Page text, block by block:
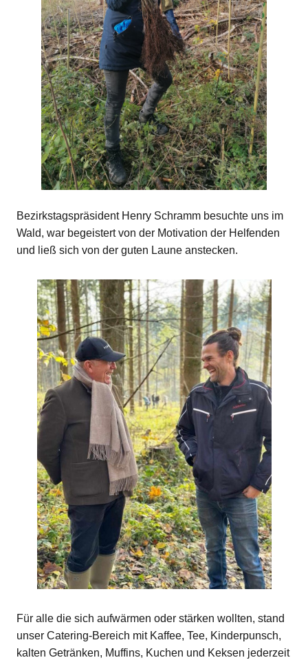
Bezirkstagspräsident Henry Schramm besuchte uns im
Wald, war begeistert von der Motivation der Helfenden
und ließ sich von der guten Laune anstecken.
Für alle die sich aufwärmen oder stärken wollten, stand
unser Catering-Bereich mit Kaffee, Tee, Kinderpunsch,
kalten Getränken, Muffins, Kuchen und Keksen jederzeit